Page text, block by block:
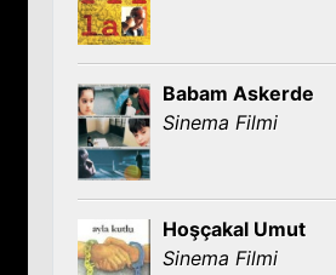
Babam Askerde
Sinema Filmi
Hoşçakal Umut
Sinema Filmi